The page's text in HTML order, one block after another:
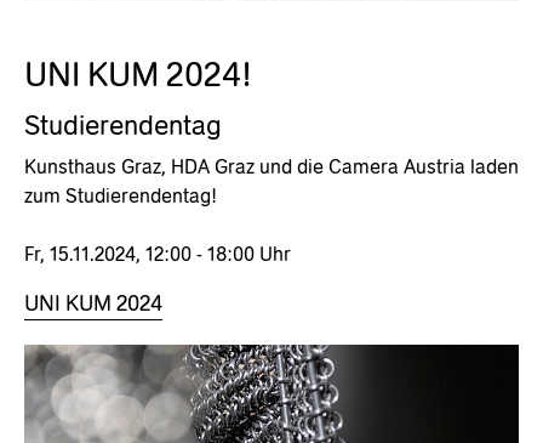
UNI KUM 2024!
Studierendentag
Kunsthaus Graz, HDA Graz und die Camera Austria laden
zum Studierendentag!
Fr, 15.11.2024, 12:00 - 18:00 Uhr
UNI KUM 2024